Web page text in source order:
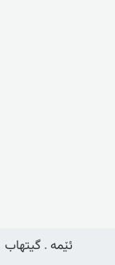
ئێمە . گیتهاب